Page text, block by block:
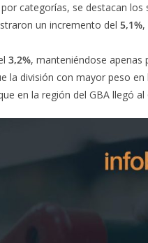
categorías, se destacan los
un incremento del 5,1%,
3,2%, manteniéndose apenas
la división con mayor peso
en la región del GBA llegó al